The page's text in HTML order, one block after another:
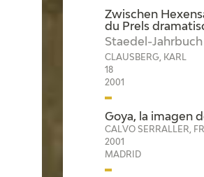
Zwischen
du Prels
Staedel-Jahrbuch
CLAUSBERG, KARL
18
2001
Goya, la imagen
CALVO SERRALLER,
2001
MADRID